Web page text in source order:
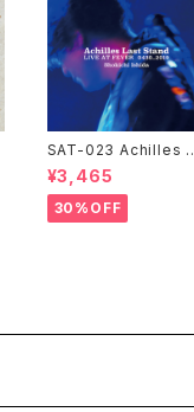
SAT-023 Achilles L
ast Stand / LIVE AT
FEVER 0430-2019 /
石田ショーキチ
¥3,465
30%OFF